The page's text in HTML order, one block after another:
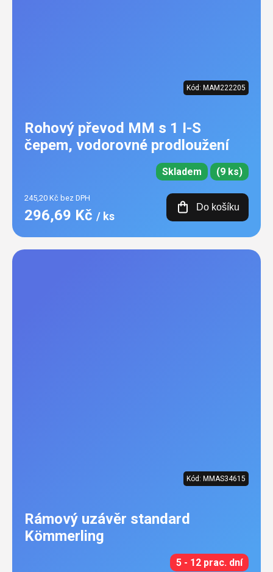
Kód: MAM222205
Rohový převod MM s 1 I-S
čepem, vodorovné prodloužení
Skladem (9 ks)
245,20 Kč bez DPH
296,69 Kč / ks
Do košíku
Kód: MMAS34615
Rámový uzávěr standard
Kömmerling
5 - 12 prac. dní